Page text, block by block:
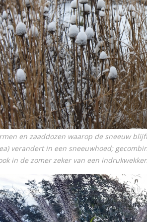
en zaaddozen waarop de sneeuw
) verandert in een sneeuwhoed;
in de zomer zeker van een